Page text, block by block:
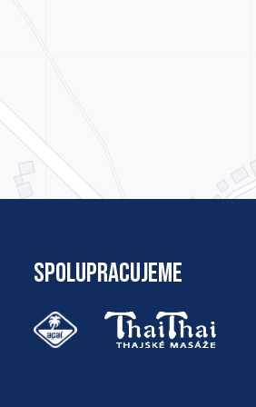
SPOLUPRACUJEME